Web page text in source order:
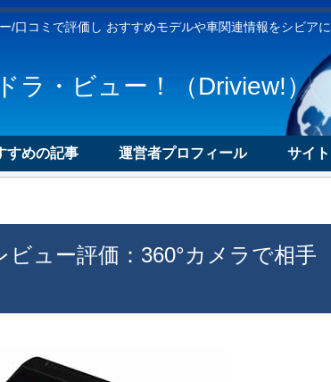
/口コミで評価し おすすめモデルや車関連情報をシビア
ドラ・ビュー！（Driview!）
すめの記事 運営者プロフィール サイ
ビュー評価：360°カメラで相手